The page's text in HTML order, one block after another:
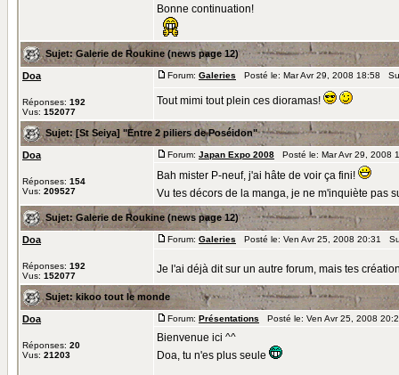
Bonne continuation!
Sujet: Galerie de Roukine (news page 12)
Doa
Réponses: 192
Vus: 152077
Forum: Galeries Posté le: Mar Avr 29, 2008 18:58
Tout mimi tout plein ces dioramas!
Sujet: [St Seiya] "Entre 2 piliers de Poséidon"
Doa
Réponses: 154
Vus: 209527
Forum: Japan Expo 2008 Posté le: Mar Avr 29,
Bah mister P-neuf, j'ai hâte de voir ça fini!
Vu tes décors de la manga, je ne m'inquiète pas
Sujet: Galerie de Roukine (news page 12)
Doa
Réponses: 192
Vus: 152077
Forum: Galeries Posté le: Ven Avr 25, 2008 20:31
Je l'ai déjà dit sur un autre forum, mais tes
Sujet: kikoo tout le monde
Doa
Réponses: 20
Vus: 21203
Forum: Présentations Posté le: Ven Avr 25, 2008
Bienvenue ici ^^
Doa, tu n'es plus seule